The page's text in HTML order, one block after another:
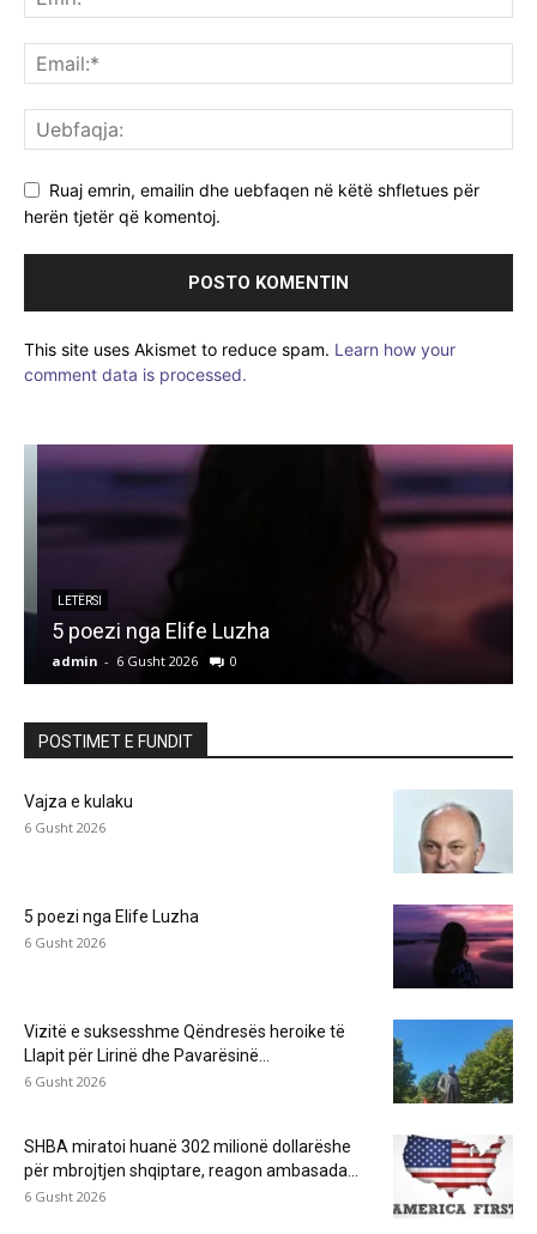
Ruaj emrin, emailin dhe uebfaqen në këtë shfletues për
herën tjetër që komentoj.
This site uses Akismet to reduce spam. Learn how your
comment data is processed.
LETËRSI
5 poezi nga Elife Luzha
admin - 6 Gusht 2026 0
POSTIMET E FUNDIT
Vajza e kulaku
6 Gusht 2026
5 poezi nga Elife Luzha
6 Gusht 2026
Vizitë e suksesshme Qëndresës heroike të
Llapit për Lirinë dhe Pavarësinë...
6 Gusht 2026
SHBA miratoi huanë 302 milionë dollarëshe
për mbrojtjen shqiptare, reagon ambasada...
6 Gusht 2026